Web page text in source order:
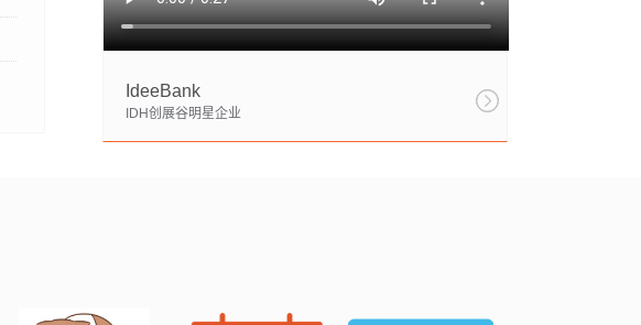
IdeeBank
IDH创展谷明星企业